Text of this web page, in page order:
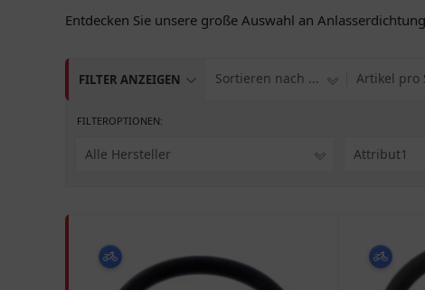
Entdecken Sie unsere große Auswahl an
FILTER ANZEIGEN Sortieren nach ... Artikel pro
FILTEROPTIONEN:
Alle Hersteller Attribut1